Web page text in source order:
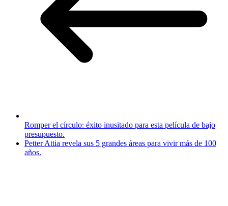
Romper el círculo: éxito inusitado para esta película de bajo
presupuesto.
Petter Attia revela sus 5 grandes áreas para vivir más de 100
años.